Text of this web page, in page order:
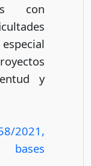
con
y
2021,